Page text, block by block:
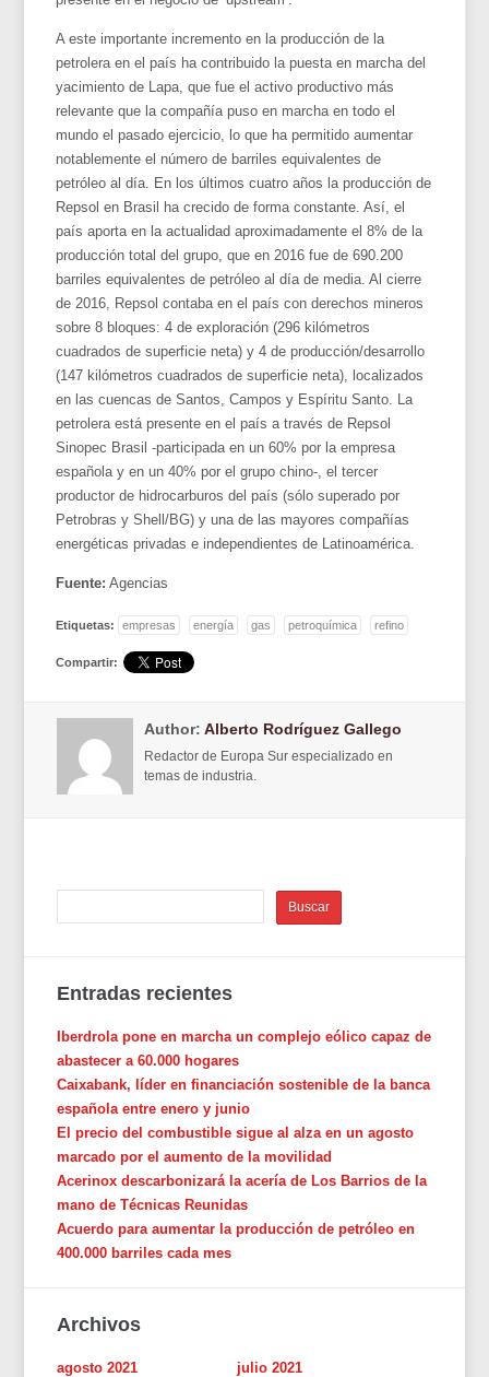
A este importante incremento en la producción de la
petrolera en el país ha contribuido la puesta en marcha del
yacimiento de Lapa, que fue el activo productivo más
relevante que la compañía puso en marcha en todo el
mundo el pasado ejercicio, lo que ha permitido aumentar
notablemente el número de barriles equivalentes de
petróleo al día. En los últimos cuatro años la producción de
Repsol en Brasil ha crecido de forma constante. Así, el
país aporta en la actualidad aproximadamente el 8% de la
producción total del grupo, que en 2016 fue de 690.200
barriles equivalentes de petróleo al día de media. Al cierre
de 2016, Repsol contaba en el país con derechos mineros
sobre 8 bloques: 4 de exploración (296 kilómetros
cuadrados de superficie neta) y 4 de producción/desarrollo
(147 kilómetros cuadrados de superficie neta), localizados
en las cuencas de Santos, Campos y Espíritu Santo. La
petrolera está presente en el país a través de Repsol
Sinopec Brasil -participada en un 60% por la empresa
española y en un 40% por el grupo chino-, el tercer
productor de hidrocarburos del país (sólo superado por
Petrobras y Shell/BG) y una de las mayores compañías
energéticas privadas e independientes de Latinoamérica.
Fuente: Agencias
Etiquetas: empresas energía gas petroquímica refino
Compartir:
Author:Alberto Rodríguez Gallego
Redactor de Europa Sur especializado en
temas de industria.
Entradas recientes
Iberdrola pone en marcha un complejo eólico capaz de
abastecer a 60.000 hogares
Caixabank, líder en financiación sostenible de la banca
española entre enero y junio
El precio del combustible sigue al alza en un agosto
marcado por el aumento de la movilidad
Acerinox descarbonizará la acería de Los Barrios de la
mano de Técnicas Reunidas
Acuerdo para aumentar la producción de petróleo en
400.000 barriles cada mes
Archivos
agosto 2021
julio 2021